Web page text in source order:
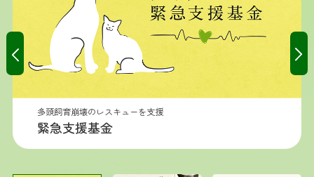
多頭飼育崩壊のレスキューを支援
緊急支援基金